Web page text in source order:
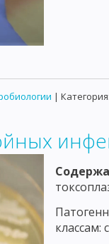
| Категория:
классам: